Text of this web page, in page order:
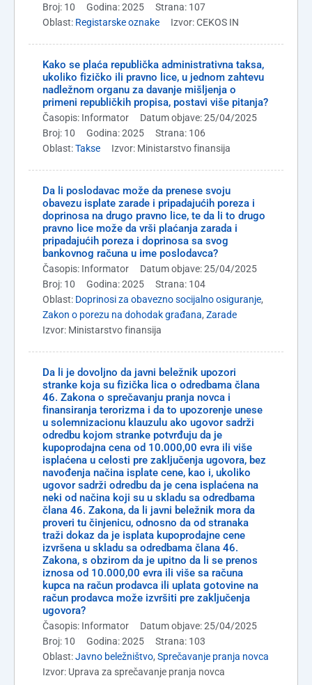
Broj: 10
Godina: 2025
Strana: 107
Oblast: Registarske oznake Izvor: CEKOS IN
Kako se plaća republička administrativna taksa,
ukoliko fizičko ili pravno lice, u jednom zahtevu
nadležnom organu za davanje mišljenja o
primeni republičkih propisa, postavi više pitanja?
Časopis: Informator
Datum objave: 25/04/2025
Broj: 10
Godina: 2025
Strana: 106
Oblast:Takse Izvor: Ministarstvo finansija
Da li poslodavac može da prenese svoju
obavezu isplate zarade i pripadajućih poreza i
doprinosa na drugo pravno lice, te da li to drugo
pravno lice može da vrši plaćanja zarada i
pripadajućih poreza i doprinosa sa svog
bankovnog računa u ime poslodavca?
Časopis: Informator
Datum objave: 25/04/2025
Broj: 10
Godina: 2025
Strana: 104
Oblast: Doprinosi za obavezno socijalno osiguranje,
Zakon o porezu na dohodak građana, Zarade
Izvor: Ministarstvo finansija
Da li je dovoljno da javni beležnik upozori
stranke koja su fizička lica o odredbama člana
46. Zakona o sprečavanju pranja novca i
finansiranja terorizma i da to upozorenje unese
u solemnizacionu klauzulu ako ugovor sadrži
odredbu kojom stranke potvrđuju da je
kupoprodajna cena od 10.000,00 evra ili više
isplaćena u celosti pre zaključenja ugovora, bez
navođenja načina isplate cene, kao i, ukoliko
ugovor sadrži odredbu da je cena isplaćena na
neki od načina koji su u skladu sa odredbama
člana 46. Zakona, da li javni beležnik mora da
proveri tu činjenicu, odnosno da od stranaka
traži dokaz da je isplata kupoprodajne cene
izvršena u skladu sa odredbama člana 46.
Zakona, s obzirom da je upitno da li se prenos
iznosa od 10.000,00 evra ili više sa računa
kupca na račun prodavca ili uplata gotovine na
račun prodavca može izvršiti pre zaključenja
ugovora?
Časopis: Informator
Datum objave: 25/04/2025
Broj: 10
Godina: 2025
Strana: 103
Oblast:Javno beležništvo, Sprečavanje pranja novca
Izvor: Uprava za sprečavanje pranja novca